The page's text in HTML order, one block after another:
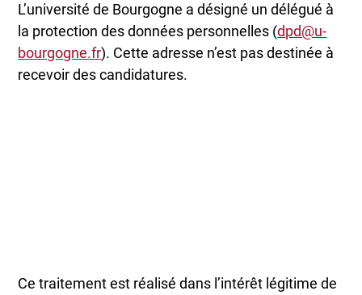
L’université de Bourgogne a désigné un délégué à
la protection des données personnelles (dpd@u-
bourgogne.fr). Cette adresse n’est pas destinée à
recevoir des candidatures.
Ce traitement est réalisé dans l’intérêt légitime de